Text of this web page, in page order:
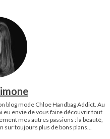
blog mode Chloe Handbag Addict. Au
eu envie de vous faire découvrir tout
mes autres passions : la beauté,
sur toujours plus de bons plans...